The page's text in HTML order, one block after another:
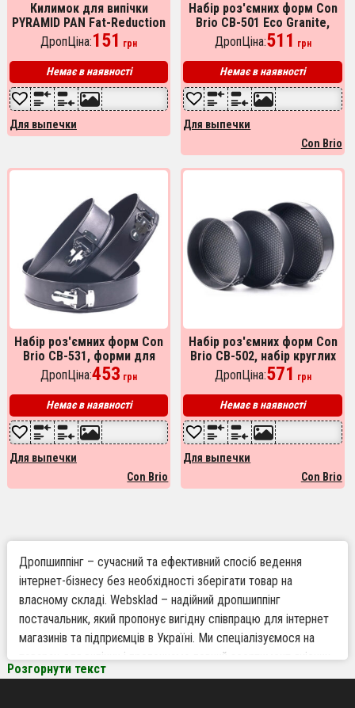
Килимок для випічки
PYRAMID PAN Fat-Reduction
ДропЦіна:151 грн
Немає в наявності
Для выпечки
Набір роз'ємних форм Con
Brio CB-501 Eco Granite,
металева форма для
випікання набір, кругла
форма
ДропЦіна:511 грн
Немає в наявності
Для выпечки
Con Brio
Набір роз'ємних форм Con
Brio CB-531, форми для
запікання в духовці,
металева форма для
випікання
ДропЦіна:453 грн
Немає в наявності
Для выпечки
Con Brio
Набір роз'ємних форм Con
Brio CB-502, набір круглих
роз'ємних форм, металева
форма для випічки
ДропЦіна:571 грн
Немає в наявності
Для выпечки
Con Brio
Дропшиппінг – сучасний та ефективний спосіб ведення
інтернет-бізнесу без необхідності зберігати товар на
власному складі. Websklad – надійний дропшиппінг
постачальник, який пропонує вигідну співпрацю для інтернет
магазинів та підприємців в Україні. Ми спеціалізуємося на
товарах для випічки і пропонуємо повний асортимент якісних
продуктів та аксесуарів, забезпечуючи зручну роботу по
Розгорнути текст